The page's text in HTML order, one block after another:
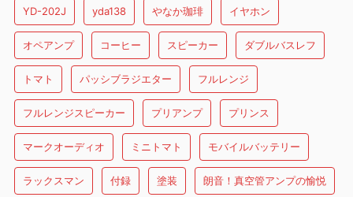
YD-202J yda138 やなか珈琲 イヤホン
オペアンプ コーヒー スピーカー ダブルバスレフ
トマト パッシブラジエター フルレンジ
フルレンジスピーカー プリアンプ プリンス
マークオーディオ ミニトマト モバイルバッテリー
ラックスマン 付録 塗装 朗音！真空管アンプの愉悦